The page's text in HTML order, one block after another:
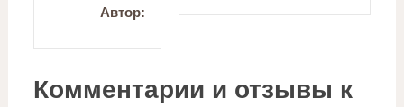
Автор:
Комментарии и отзывы к